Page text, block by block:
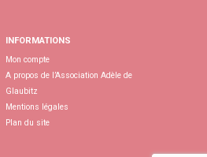
INFORMATIONS
Mon compte
A propos de l’Association Adèle de
Glaubitz
Mentions légales
Plan du site